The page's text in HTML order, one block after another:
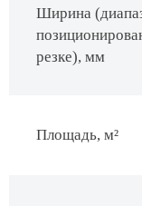
Ширина
резке), мм
Площадь, м²